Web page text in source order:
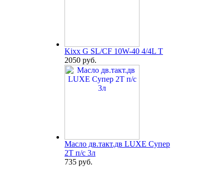
Kixx G SL/CF 10W-40 4/4L T
2050 руб.
Масло дв.такт.дв LUXE Супер
2Т п/с 3л
735 руб.